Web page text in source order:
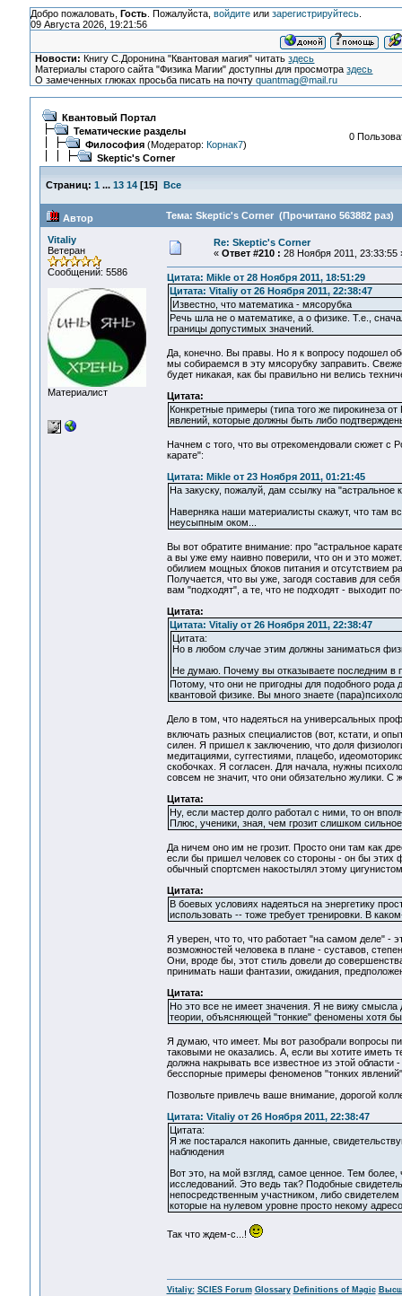
Добро пожаловать, Гость. Пожалуйста, войдитеили зарегистрируйтесь.
09 Августа 2026, 19:21:56
Новости: Книгу С.Доронина "Квантовая магия" читатьздесь
Материалы старого сайта "Физика Магии" доступны для просмотраздесь
О замеченных глюках просьба писать на почтуquantmag@mail.ru
Квантовый Портал
Тематические разделы
Философия(Модератор: Корнак7)
Skeptic's Corner
0
Страниц: 1 ... 13 14[15] Все
Автор Тема: Skeptic's Corner (Прочитано 563882 раз)
Vitaliy
Ветеран
Сообщений: 5586
Материалист
Re: Skeptic's Corner
« Ответ #210 : 28 Ноября 2011, 23:33:55
Цитата: Mikle от 28 Ноября 2011, 18:51:29
Цитата: Vitaliy от 26 Ноября 2011, 22:38:47
Известно, что математика - мясорубка
Речь шла не о математике, а о физике. Т.е.,
границы допустимых значений.
Да, конечно. Вы правы. Но я к вопросу подошел
мы собираемся в эту мясорубку заправить.
будет никакая, как бы правильно ни велись
Цитата:
Конкретные примеры (типа того же пирокинеза
явлений, которые должны быть либо
Начнем с того, что вы отрекомендовали сюжет с
карате":
Цитата: Mikle от 23 Ноября 2011, 01:21:45
На закуску, пожалуй, дам ссылку на "астральное
Наверняка наши материалисты скажут, что там
неусыпным оком...
Вы вот обратите внимание: про "астральное
а вы уже ему наивно поверили, что он и это
обилием мощных блоков питания и отсутствием
Получается, что вы уже, загодя составив для
вам "подходят", а те, что не подходят - выходит
Цитата:
Цитата: Vitaliy от 26 Ноября 2011, 22:38:47
Цитата:
Но в любом случае этим должны заниматься
Не думаю. Почему вы отказываете последним в
Потому, что они не пригодны для подобного
квантовой физике. Вы много знаете
Дело в том, что надеяться на универсальных
включать разных специалистов (вот, кстати, и
силен. Я пришел к заключению, что доля
медитациями, суггестиями, плацебо,
скобочках. Я согласен. Для начала, нужны
совсем не значит, что они обязательно жулики. С
Цитата:
Ну, если мастер долго работал с ними, то он
Плюс, ученики, зная, чем грозит слишком
Да ничем оно им не грозит. Просто они там как
если бы пришел человек со стороны - он бы этих
обычный спортсмен накостылял этому
Цитата:
В боевых условиях надеяться на энергетику
использовать -- тоже требует тренировки. В
Я уверен, что то, что работает "на самом деле" -
возможностей человека в плане - суставов,
Они, вроде бы, этот стиль довели до
принимать наши фантазии, ожидания,
Цитата:
Но это все не имеет значения. Я не вижу смысла
теории, объясняющей "тонкие" феномены хотя бы
Я думаю, что имеет. Мы вот разобрали вопросы
таковыми не оказались. А, если вы хотите иметь
должна накрывать все известное из этой
бесспорные примеры феноменов "тонких
Позвольте привлечь ваше внимание, дорогой
Цитата: Vitaliy от 26 Ноября 2011, 22:38:47
Цитата:
Я же постарался накопить данные,
наблюдения
Вот это, на мой взгляд, самое ценное. Тем
исследований. Это ведь так? Подобные
непосредственным участником, либо
которые на нулевом уровне просто некому
Так что ждем-с...!
Vitaliy: SCIES Forum Glossary Definitions of Magic